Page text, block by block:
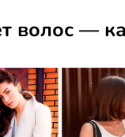
волос —